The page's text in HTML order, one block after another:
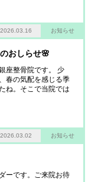
れたこと、心より感
そこで最終日となる3
2026.03.16 お知らせ
おしらせ🌸
座整骨院です。 少
春の気配を感じる季
ね。そこで当院では
当日まで少しずつ
2026.03.02 お知らせ
ーです。ご来院お待